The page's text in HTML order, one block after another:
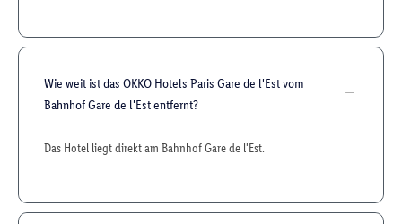
Wie weit ist das OKKO Hotels Paris Gare de l'Est vom
Bahnhof Gare de l'Est entfernt?
Das Hotel liegt direkt am Bahnhof Gare de l'Est.